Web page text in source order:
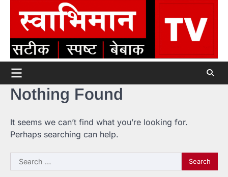
content
Nothing Found
It seems we can’t find what you’re looking for.
Perhaps searching can help.
Search
for: